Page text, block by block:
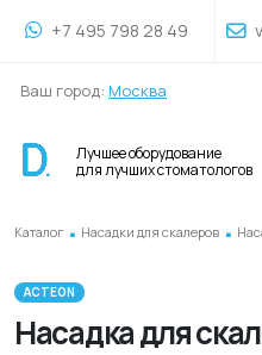
+7 495 798 28 49
Ваш город: Москва
Лучшее оборудование
для лучших стоматологов
Каталог . Насадки для скалеров .
ACTEON
Насадка для